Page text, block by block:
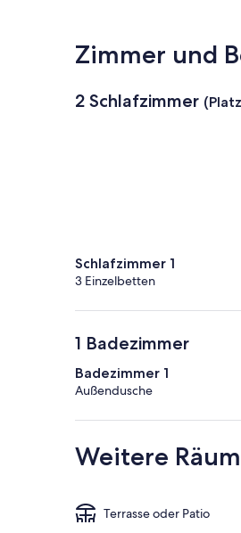
Zimmer und
2 Schlafzimmer
Schlafzimmer 1
3 Einzelbetten
1 Badezimmer
Badezimmer 1
Außendusche
Weitere
Terrasse oder Patio